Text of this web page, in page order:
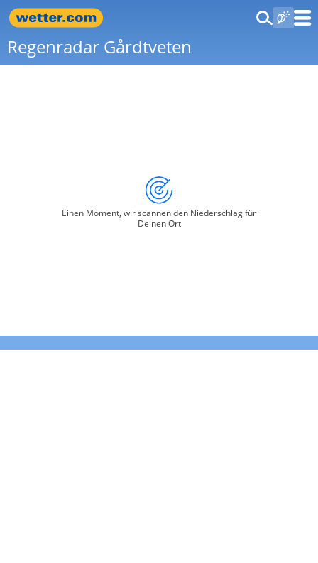
Regenradar Gårdtveten
Einen Moment, wir scannen den Niederschlag für
Deinen Ort